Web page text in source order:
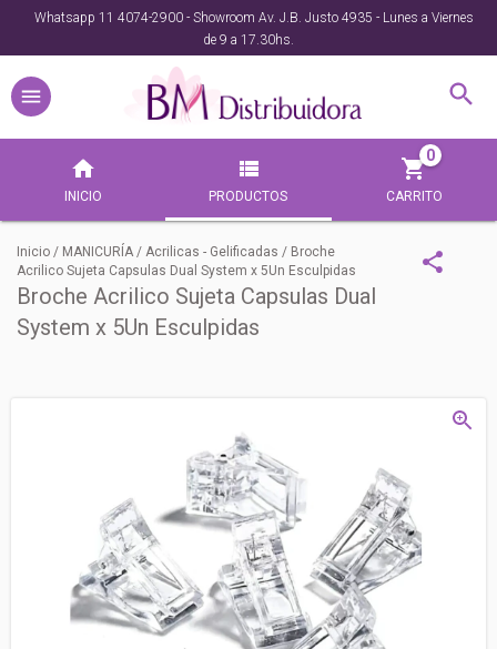
Whatsapp 11 4074-2900 - Showroom Av. J.B. Justo 4935 - Lunes a Viernes
de 9 a 17.30hs.
INICIO PRODUCTOS CARRITO
0
Inicio / MANICURÍA / Acrilicas - Gelificadas / Broche
Acrilico Sujeta Capsulas Dual System x 5Un Esculpidas
Broche Acrilico Sujeta Capsulas Dual
System x 5Un Esculpidas